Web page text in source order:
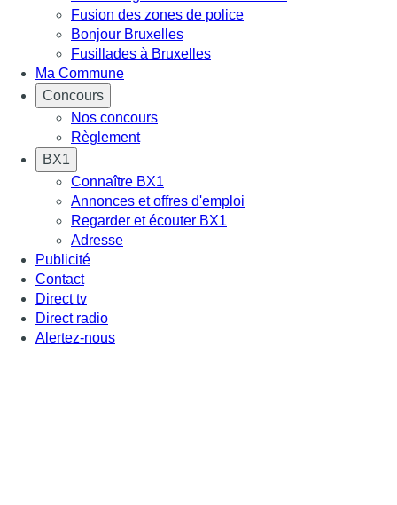
Fusion des zones de police
Bonjour Bruxelles
Fusillades à Bruxelles
Ma Commune
Concours
Nos concours
Règlement
BX1
Connaître BX1
Annonces et offres d'emploi
Regarder et écouter BX1
Adresse
Publicité
Contact
Direct tv
Direct radio
Alertez-nous